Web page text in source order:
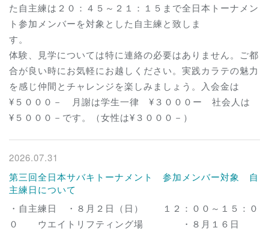
た自主練は２０：４５～２１：１５まで全日本トーナメン
ト参加メンバーを対象とした自主練と致しま
す
体験、見学については特に連絡の必要はありません。ご都
合が良い時にお気軽にお越しください。実践カラテの魅力
を感じ仲間とチャレンジを楽しみましょう。入会金は
¥５０００－ 月謝は学生一律 ¥３０００ー 社会人は
¥５０００－です。（女性は¥３０００－）
2026.07.31
第三回全日本サバキトーナメント 参加メンバー対象 自
主練日について
・自主練日 ・８月２日（日） １２：００～１５：０
０ ウエイトリフティング場 ・８月１６日